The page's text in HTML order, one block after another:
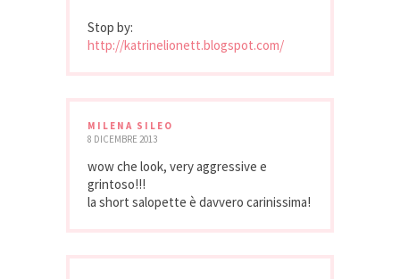
Stop by:
http://katrinelionett.blogspot.com/
MILENA SILEO
8 DICEMBRE 2013
wow che look, very aggressive e
grintoso!!!
la short salopette è davvero carinissima!